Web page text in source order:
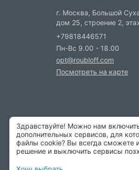
г. Москва, Большой
дом 25, строение 2,
+79818446571
Пн-Вс 9.00 - 18.00
opt@roubloff.com
Посмотреть на карте
Здравствуйте! Можно нам
дополнительных сервисов, для
файлы cookie? Вы всегда сможете
решение и выключить сервисы